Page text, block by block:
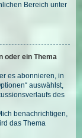
Bereich unter
oder ein Thema
es abonnieren, in
auswählst,
des
benachrichtigen,
das Thema